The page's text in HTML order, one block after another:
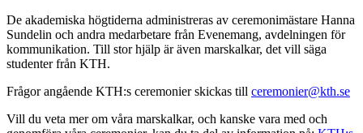
De akademiska högtiderna administreras av ceremonimästare Hanna
Sundelin och andra medarbetare från Evenemang, avdelningen för
kommunikation. Till stor hjälp är även marskalkar, det vill säga
studenter från KTH.
Frågor angående KTH:s ceremonier skickas till ceremonier@kth.se
Vill du veta mer om våra marskalkar, och kanske vara med och